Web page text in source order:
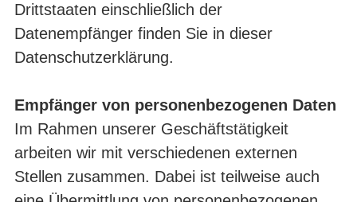
Drittstaaten einschließlich der
Datenempfänger finden Sie in dieser
Datenschutzerklärung.
Empfänger von personenbezogenen Daten
Im Rahmen unserer Geschäftstätigkeit
arbeiten wir mit verschiedenen externen
Stellen zusammen. Dabei ist teilweise auch